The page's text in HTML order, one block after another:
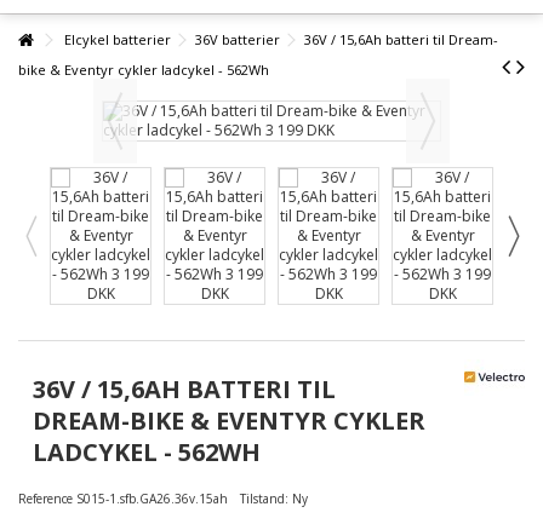
Elcykel batterier 36V batterier
36V / 15,6Ah batteri til Dream-
bike & Eventyr cykler ladcykel - 562Wh
36V / 15,6AH BATTERI TIL
DREAM-BIKE & EVENTYR CYKLER
LADCYKEL - 562WH
Reference S015-1.sfb.GA26.36v.15ah Tilstand: Ny